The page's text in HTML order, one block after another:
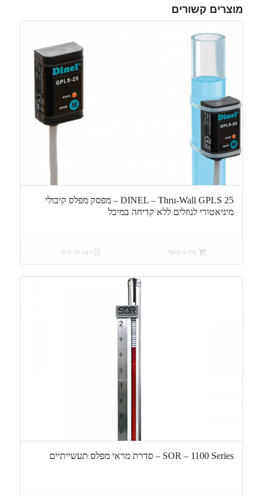
מוצרים קשורים
DINEL – Thru-Wall GPLS 25 – מפסק מפלס קיבולי
מיניאטורי לנוזלים ללא קדיחה במיכל
מידע נוסף הצג פרטים
SOR – 1100 Series – סדרת מראי מפלס תעשייתיים